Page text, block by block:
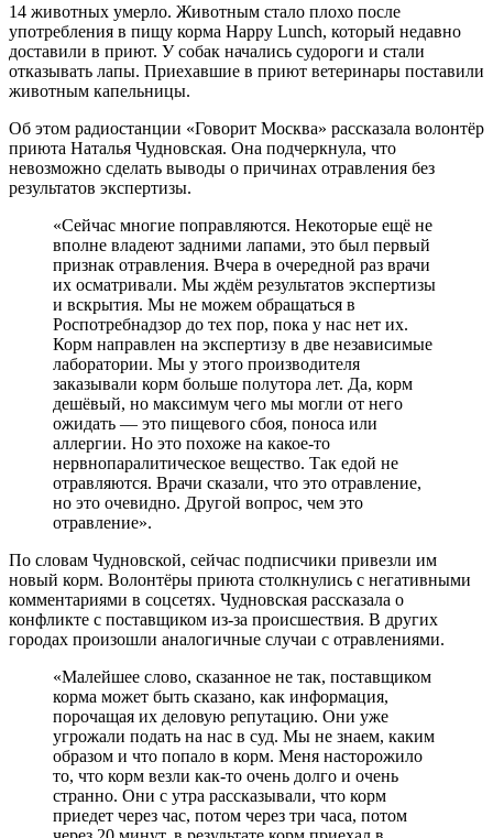
14 животных умерло. Животным стало плохо после
употребления в пищу корма Happy Lunch, который недавно
доставили в приют. У собак начались судороги и стали
отказывать лапы. Приехавшие в приют ветеринары поставили
животным капельницы.
Об этом радиостанции «Говорит Москва» рассказала волонтёр
приюта Наталья Чудновская. Она подчеркнула, что
невозможно сделать выводы о причинах отравления без
результатов экспертизы.
«Сейчас многие поправляются. Некоторые ещё не
вполне владеют задними лапами, это был первый
признак отравления. Вчера в очередной раз врачи
их осматривали. Мы ждём результатов экспертизы
и вскрытия. Мы не можем обращаться в
Роспотребнадзор до тех пор, пока у нас нет их.
Корм направлен на экспертизу в две независимые
лаборатории. Мы у этого производителя
заказывали корм больше полутора лет. Да, корм
дешёвый, но максимум чего мы могли от него
ожидать — это пищевого сбоя, поноса или
аллергии. Но это похоже на какое-то
нервнопаралитическое вещество. Так едой не
отравляются. Врачи сказали, что это отравление,
но это очевидно. Другой вопрос, чем это
отравление».
По словам Чудновской, сейчас подписчики привезли им
новый корм. Волонтёры приюта столкнулись с негативными
комментариями в соцсетях. Чудновская рассказала о
конфликте с поставщиком из-за происшествия. В других
городах произошли аналогичные случаи с отравлениями.
«Малейшее слово, сказанное не так, поставщиком
корма может быть сказано, как информация,
порочащая их деловую репутацию. Они уже
угрожали подать на нас в суд. Мы не знаем, каким
образом и что попало в корм. Меня насторожило
то, что корм везли как-то очень долго и очень
странно. Они с утра рассказывали, что корм
приедет через час, потом через три часа, потом